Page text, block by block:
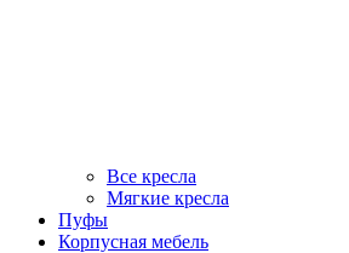
Все кресла
Мягкие кресла
Пуфы
Корпусная мебель